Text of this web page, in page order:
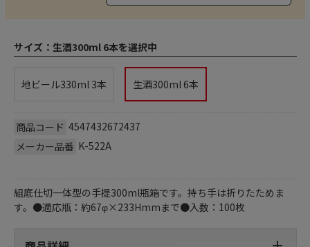
サイズ： 生酒300ml 6本を選択中
地ビール330ml 3本 生酒300ml 6本
商品コード 4547432672437
メーカー品番 K-522A
組底仕切一体型の手提300ml瓶箱です。持ち手は折りたためま
す。●適応瓶：約67φ×233Hmmまで●入数：100枚